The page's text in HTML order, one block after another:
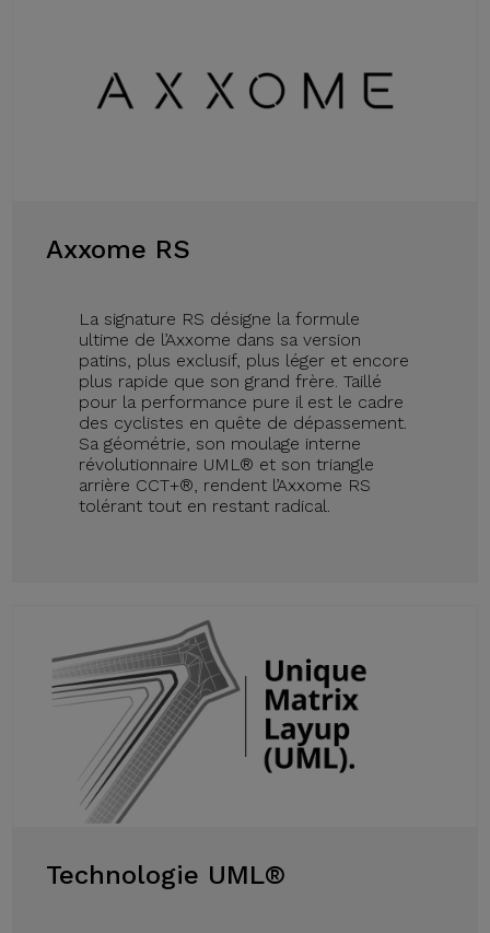
Axxome RS
La signature RS désigne la formule
ultime de l’Axxome dans sa version
patins, plus exclusif, plus léger et encore
plus rapide que son grand frère. Taillé
pour la performance pure il est le cadre
des cyclistes en quête de dépassement.
Sa géométrie, son moulage interne
révolutionnaire UML® et son triangle
arrière CCT+®, rendent l’Axxome RS
tolérant tout en restant radical.
Technologie UML®